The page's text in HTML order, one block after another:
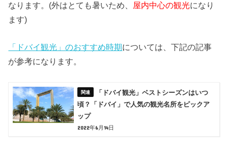
なります。(外はとても暑いため、 屋内中心の観光になり
ます)
「ドバイ観光」のおすすめ時期については、下記の記事
が参考になります。
「ドバイ観光」ベストシーズンはいつ
頃？「ドバイ」で人気の観光名所をピックア
ップ
2022年6月14日